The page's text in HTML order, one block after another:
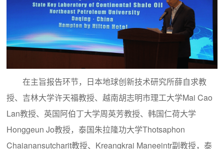
在主旨报告环节，日本地球创新技术研究所薛自求教
授、吉林大学许天福教授、越南胡志明市理工大学Mai Cao
Lan教授、英国阿伯丁大学周英芳教授、韩国仁荷大学
Honggeun Jo教授，泰国朱拉隆功大学Thotsaphon
Chaianansutcharit教授、Kreangkrai Maneeintr副教授，泰